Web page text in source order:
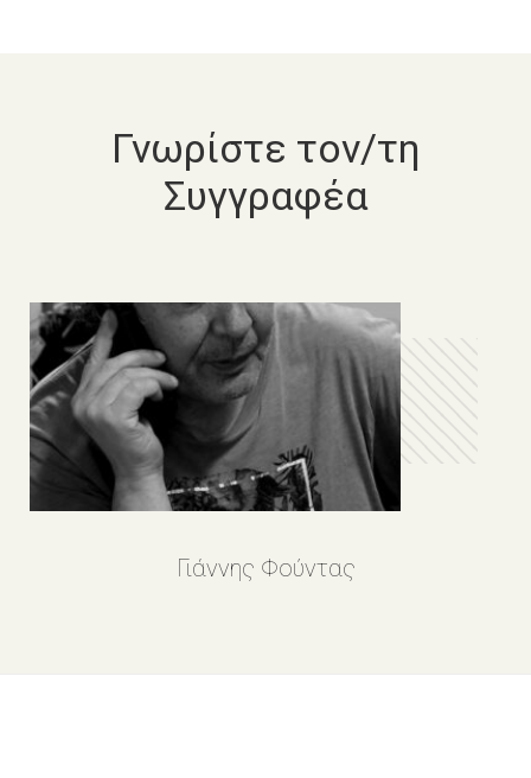
Γνωρίστε τον/τη
Συγγραφέα
Γιάννης Φούντας